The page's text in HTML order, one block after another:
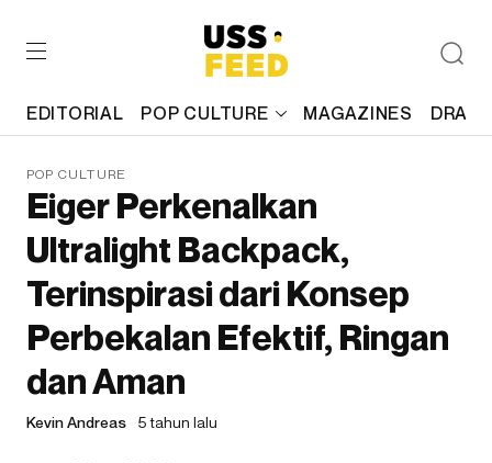
EDITORIAL POP CULTURE MAGAZINES
POP CULTURE
Eiger Perkenalkan
Ultralight Backpack,
Terinspirasi dari Konsep
Perbekalan Efektif, Ringan
dan Aman
Kevin Andreas 5 tahun lalu